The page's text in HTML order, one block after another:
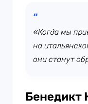
«Когда мы
на
они станут
Бенедикт